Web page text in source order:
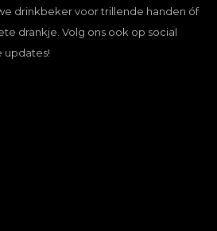
drinkbeker voor trillende handen óf
drankje. Volg ons ook op social
updates!